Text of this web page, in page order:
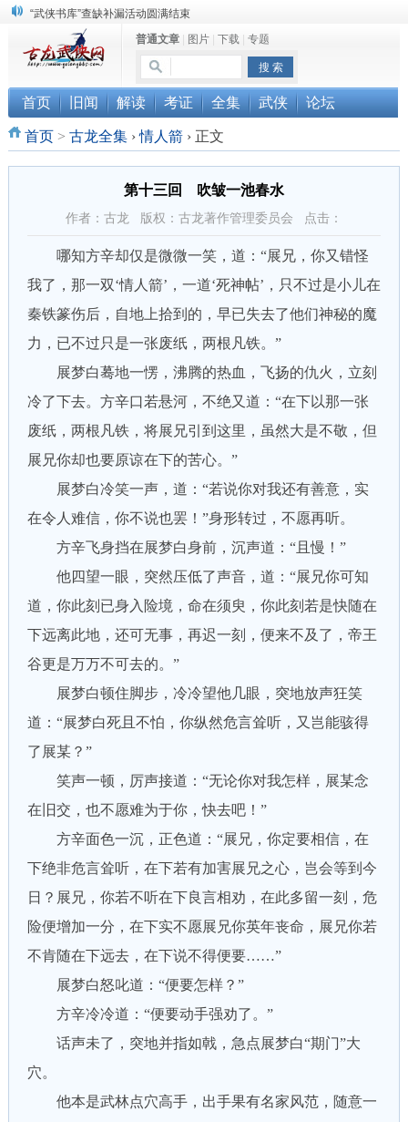
“武侠书库”查缺补漏活动圆满结束
《古龙小说原貌探究》修订版已上市
顾雪衣《古龙武侠小说知见录》上市
普通文章| 图片| 下载| 专题
首页 旧闻 解读 考证 全集 武侠 论坛
首页> 古龙全集 › 情人箭 ›正文
第十三回 吹皱一池春水
作者：古龙 版权：古龙著作管理委员会 点击：
哪知方辛却仅是微微一笑，道：“展兄，你又错怪
我了，那一双‘情人箭’，一道‘死神帖’，只不过是小儿在
秦铁篆伤后，自地上拾到的，早已失去了他们神秘的魔
力，已不过只是一张废纸，两根凡铁。”
展梦白蓦地一愣，沸腾的热血，飞扬的仇火，立刻
冷了下去。方辛口若悬河，不绝又道：“在下以那一张
废纸，两根凡铁，将展兄引到这里，虽然大是不敬，但
展兄你却也要原谅在下的苦心。”
展梦白冷笑一声，道：“若说你对我还有善意，实
在令人难信，你不说也罢！”身形转过，不愿再听。
方辛飞身挡在展梦白身前，沉声道：“且慢！”
他四望一眼，突然压低了声音，道：“展兄你可知
道，你此刻已身入险境，命在须臾，你此刻若是快随在
下远离此地，还可无事，再迟一刻，便来不及了，帝王
谷更是万万不可去的。”
展梦白顿住脚步，冷冷望他几眼，突地放声狂笑
道：“展梦白死且不怕，你纵然危言耸听，又岂能骇得
了展某？”
笑声一顿，厉声接道：“无论你对我怎样，展某念
在旧交，也不愿难为于你，快去吧！”
方辛面色一沉，正色道：“展兄，你定要相信，在
下绝非危言耸听，在下若有加害展兄之心，岂会等到今
日？展兄，你若不听在下良言相劝，在此多留一刻，危
险便增加一分，在下实不愿展兄你英年丧命，展兄你若
不肯随在下远去，在下说不得便要……”
展梦白怒叱道：“便要怎样？”
方辛冷冷道：“便要动手强劝了。”
话声未了，突地并指如戟，急点展梦白“期门”大
穴。
他本是武林点穴高手，出手果有名家风范，随意一